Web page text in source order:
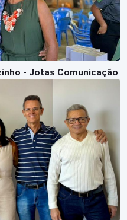
- Jotas Comunicação